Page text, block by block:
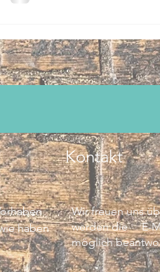
Kontakt
haben
Wir freuen uns
werden die E-
möglich